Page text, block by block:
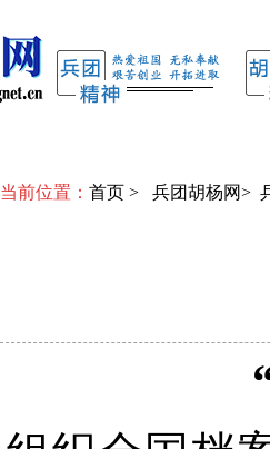
当前位置： 首页 > 兵团胡杨网>